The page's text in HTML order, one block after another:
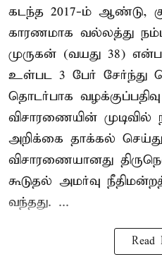
கடந்த 2017-ம் ஆண்டு,
காரணமாக வல்லத்து
முருகன் (வயது 38)
உள்பட 3 பேர்
தொடர்பாக
விசாரணையின் முடிவில்
அறிக்கை தாக்கல்
விசாரணையானது
கூடுதல் அமர்வு
வந்தது. ...
Read